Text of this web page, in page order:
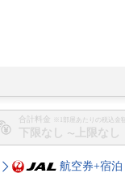
合計料金 ※1部屋あたりの税込金額
〜
航空券+宿泊